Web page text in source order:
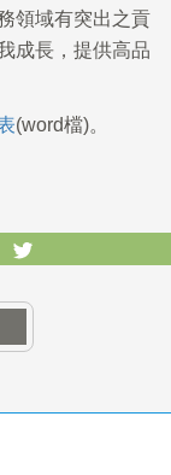
領域有突出之貢
成長，提供高品
(word檔)。